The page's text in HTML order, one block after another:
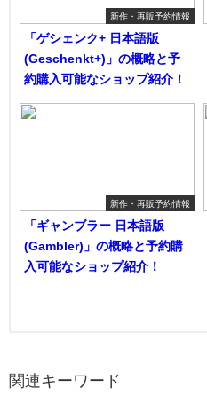
新作・再販予約情報
「ゲシェンク+ 日本語版
(Geschenkt+)」の概略と予
約購入可能なショップ紹介！
新作・再販予約情報
「ギャンブラー 日本語版
(Gambler)」の概略と予約購
入可能なショップ紹介！
関連キーワード